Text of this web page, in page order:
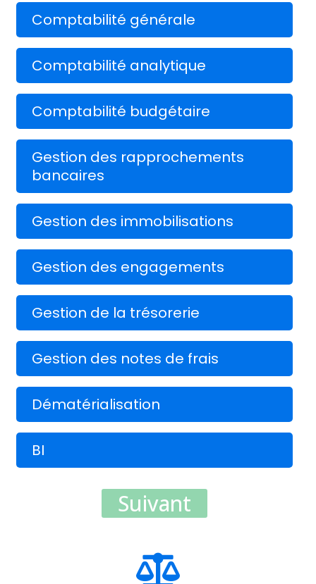
Comptabilité générale
Comptabilité analytique
Comptabilité budgétaire
Gestion des rapprochements
bancaires
Gestion des immobilisations
Gestion des engagements
Gestion de la trésorerie
Gestion des notes de frais
Dématérialisation
BI
Suivant